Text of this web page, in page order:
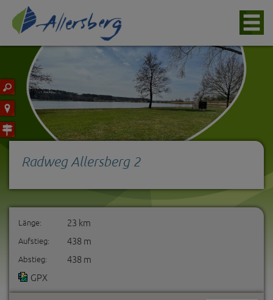
Radweg Allersberg 2
Länge: 23 km
Aufstieg: 438 m
Abstieg:
438 m
GPX